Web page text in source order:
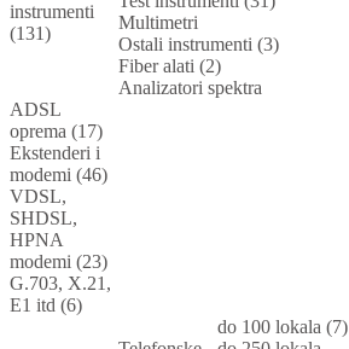
instrumenti
(131)
Multimetri
Ostali instrumenti (3)
Fiber alati (2)
Analizatori spektra
ADSL
oprema (17)
Ekstenderi i
modemi (46)
VDSL,
SHDSL,
HPNA
modemi (23)
G.703, X.21,
E1 itd (6)
do 100 lokala (7)